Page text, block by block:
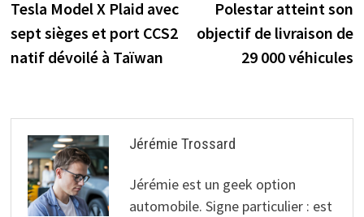
des moteurs à mi-
entraînement de 1
de
l’article
précédente :
Tesla Model X Plaid avec
sept sièges et port CCS2
natif dévoilé à Taïwan
Polestar atteint son
objectif de livraison de
29 000 véhicules
Jérémie Trossard
Jérémie est un geek option
automobile. Signe particulier : est